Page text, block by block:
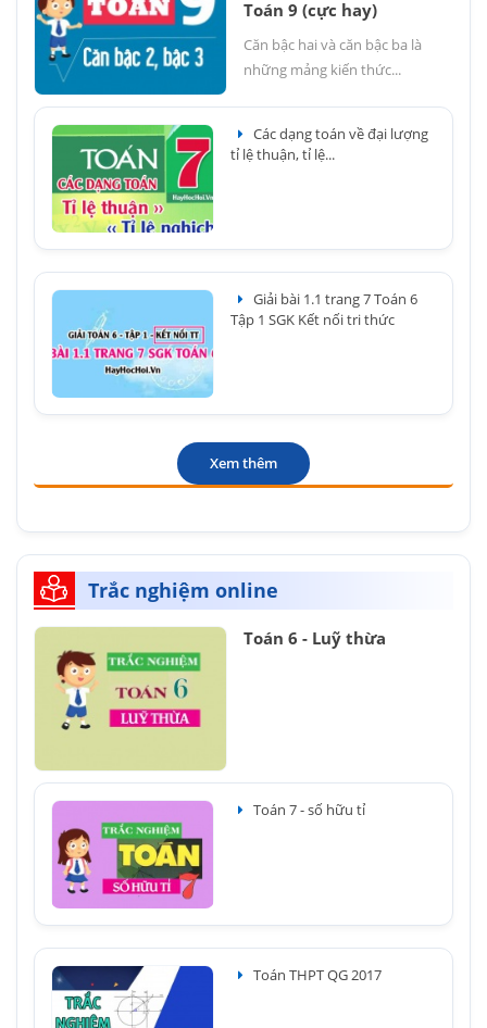
Toán 9 (cực hay)
Căn bậc hai và căn bậc ba là
những mảng kiến thức...
Các dạng toán về đại lượng
tỉ lệ thuận, tỉ lệ...
Giải bài 1.1 trang 7 Toán 6
Tập 1 SGK Kết nối tri thức
Xem thêm
Trắc nghiệm online
Toán 6 - Luỹ thừa
Toán 7 - số hữu tỉ
Toán THPT QG 2017